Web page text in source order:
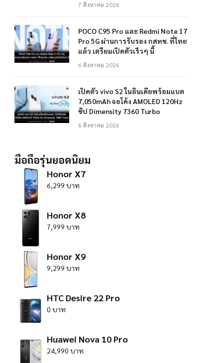
7 สิงหาคม 2026
POCO C95 Pro และ Redmi Note 17
Pro 5G ผ่านการรับรอง กสทช. ที่ไทย
แล้ว เตรียมเปิดตัวเร็วๆ นี้
6 สิงหาคม 2026
เปิดตัว vivo S2 ในอินเดียพร้อมแบต
7,050mAh จอโค้ง AMOLED 120Hz
ชิป Dimensity 7360 Turbo
6 สิงหาคม 2026
มือถือรุ่นยอดนิยม
Honor X7
6,299 บาท
Honor X8
7,999 บาท
Honor X9
9,299 บาท
HTC Desire 22 Pro
0 บาท
Huawei Nova 10 Pro
24,990 บาท